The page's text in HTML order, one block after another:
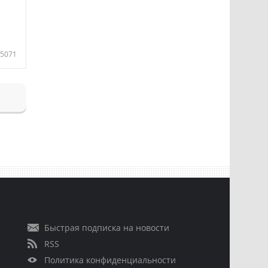
5071
Быстрая подписка на новости
RSS
Политика конфиденциальности